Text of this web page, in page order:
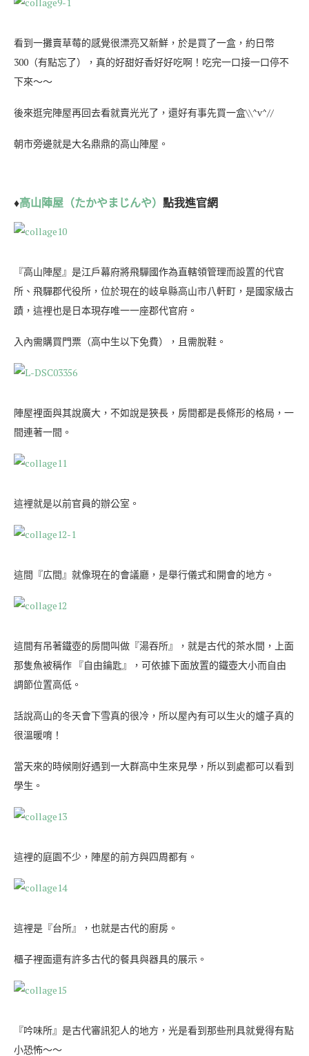
看到一攤賣草莓的感覺很漂亮又新鮮，於是買了一盒，約日幣
300（有點忘了），真的好甜好香好好吃啊！吃完一口接一口停不
下來～～
後來逛完陣屋再回去看就賣光光了，還好有事先買一盒\\^v^//
朝市旁邊就是大名鼎鼎的高山陣屋。
♦高山陣屋（たかやまじんや） 點我進官網
『高山陣屋』是江戶幕府將飛驒國作為直轄領管理而設置的代官
所、飛驒郡代役所，位於現在的岐阜縣高山市八軒町，是國家級古
蹟，這裡也是日本現存唯一一座郡代官府。
入內需購買門票（高中生以下免費），且需脫鞋。
陣屋裡面與其說廣大，不如說是狹長，房間都是長條形的格局，一
間連著一間。
這裡就是以前官員的辦公室。
這間『広間』就像現在的會議廳，是舉行儀式和開會的地方。
這間有吊著鐵壺的房間叫做『湯吞所』，就是古代的茶水間，上面
那隻魚被稱作 『自由鑰匙』，可依據下面放置的鐵壺大小而自由
調節位置高低。
話說高山的冬天會下雪真的很冷，所以屋內有可以生火的爐子真的
很溫暖唷！
當天來的時候剛好遇到一大群高中生來見學，所以到處都可以看到
學生。
這裡的庭園不少，陣屋的前方與四周都有。
這裡是『台所』，也就是古代的廚房。
櫃子裡面還有許多古代的餐具與器具的展示。
『吟味所』是古代審訊犯人的地方，光是看到那些刑具就覺得有點
小恐怖～～